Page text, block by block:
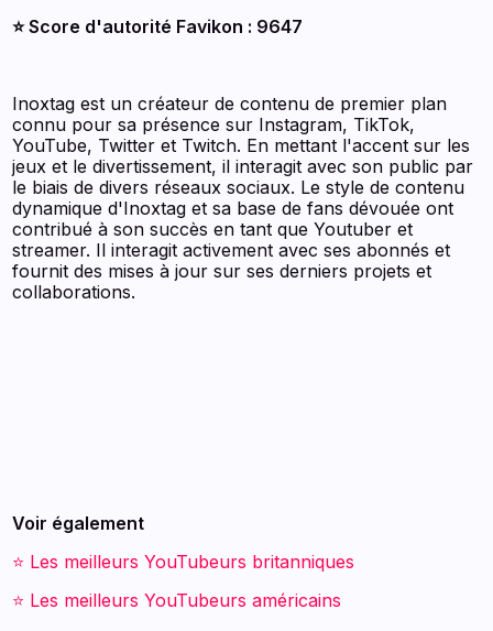
⭐️ Score d'autorité Favikon : 9647
Inoxtag est un créateur de contenu de premier plan
connu pour sa présence sur Instagram, TikTok,
YouTube, Twitter et Twitch. En mettant l'accent sur les
jeux et le divertissement, il interagit avec son public par
le biais de divers réseaux sociaux. Le style de contenu
dynamique d'Inoxtag et sa base de fans dévouée ont
contribué à son succès en tant que Youtuber et
streamer. Il interagit activement avec ses abonnés et
fournit des mises à jour sur ses derniers projets et
collaborations.
Voir également
⭐ Les meilleurs YouTubeurs britanniques
⭐ Les meilleurs YouTubeurs américains